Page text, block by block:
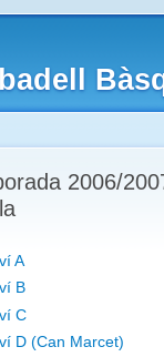
2006/
A
B
C
D (Can Marcet)